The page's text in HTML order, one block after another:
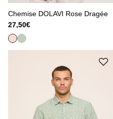
Chemise DOLAVI Rose Dragée
27,50€